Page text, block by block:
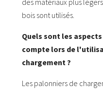
des matériaux plus
bois sont utilisés.
Quels sont les
compte lors de
chargement ?
Les palonniers de